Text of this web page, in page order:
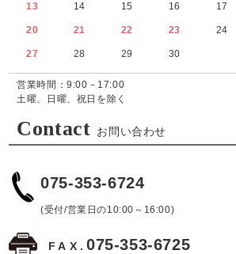
13 14 15 16 17
20 21 22 23 24
27 28 29 30
営業時間：9:00－17:00
土曜、日曜、祝日を除く
Contact お問い合わせ
075-353-6724
(受付/営業日の10:00～16:00)
FAX.075-353-6725